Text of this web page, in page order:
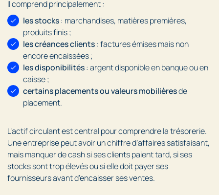
Il comprend principalement :
les stocks: marchandises, matières premières,
produits finis ;
les créances clients: factures émises mais non
encore encaissées ;
les disponibilités: argent disponible en banque ou en
caisse ;
certains placements ou valeurs mobilièresde
placement.
L’actif circulant est central pour comprendre la trésorerie.
Une entreprise peut avoir un chiffre d’affaires satisfaisant,
mais manquer de cash si ses clients paient tard, si ses
stocks sont trop élevés ou si elle doit payer ses
fournisseurs avant d’encaisser ses ventes.